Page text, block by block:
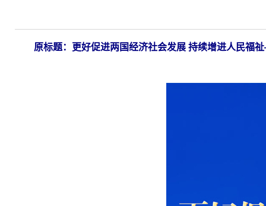
原标题： 更好促进两国经济社会发展 持续增进人民福